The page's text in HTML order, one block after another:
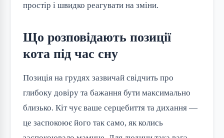
простір і швидко реагувати на зміни.
Що розповідають позиції
кота під час сну
Позиція на грудях зазвичай свідчить про
глибоку довіру та бажання бути максимально
близько. Кіт чує ваше серцебиття та дихання —
це заспокоює його так само, як колись